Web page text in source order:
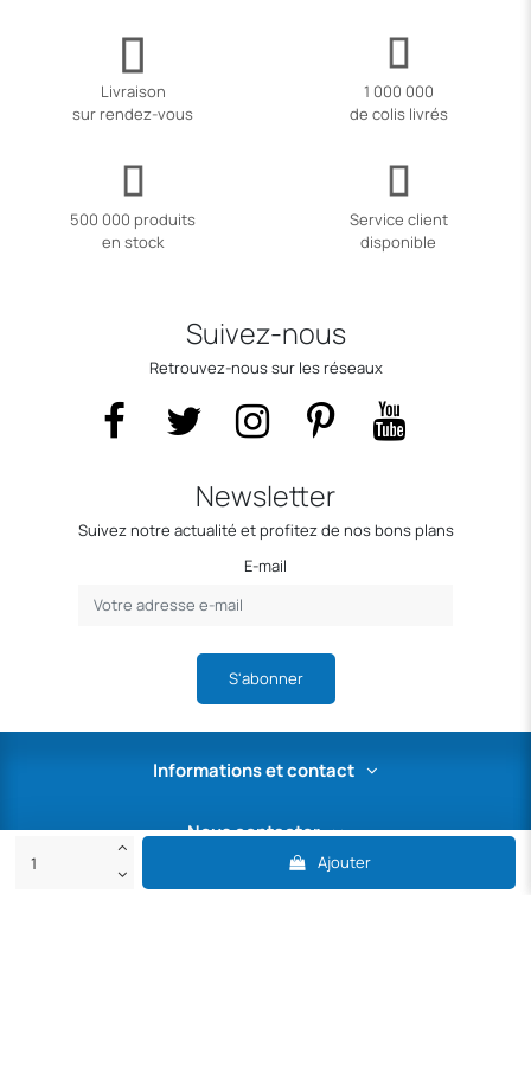
Ajouter
Livraison
sur rendez-vous
1 000 000
de colis livrés
500 000 produits
en stock
Service client
disponible
Suivez-nous
Retrouvez-nous sur les réseaux
Newsletter
Suivez notre actualité et profitez de nos bons plans
E-mail
S'abonner
Informations et contact
Nous contacter
Mon espace SAV